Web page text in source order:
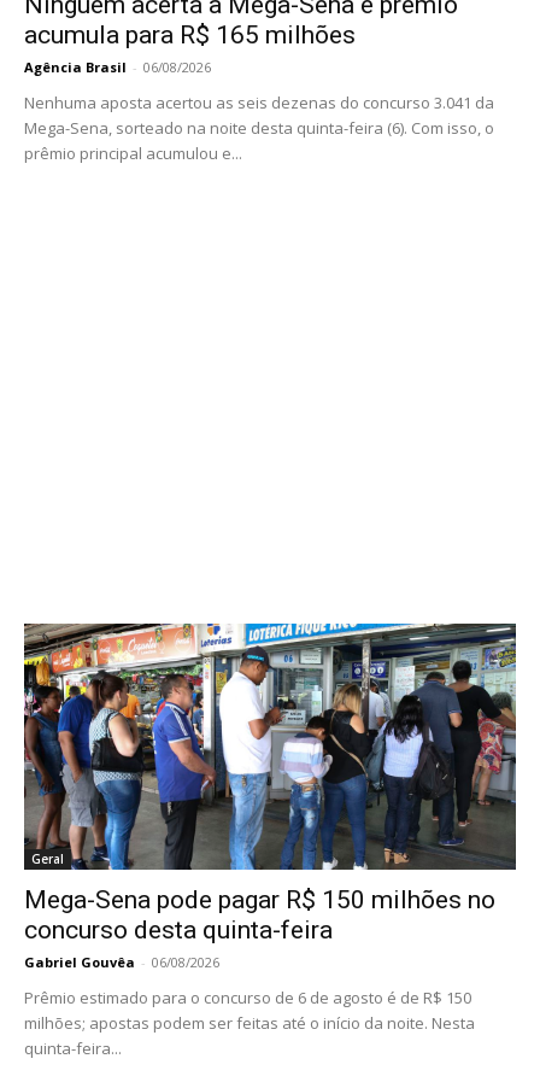
acumula para R$ 165 milhões
Agência Brasil - 06/08/2026
Nenhuma aposta acertou as seis dezenas do concurso 3.041 da
Mega-Sena, sorteado na noite desta quinta-feira (6). Com isso, o
prêmio principal acumulou e...
Geral
Mega-Sena pode pagar R$ 150 milhões no
concurso desta quinta-feira
Gabriel Gouvêa - 06/08/2026
Prêmio estimado para o concurso de 6 de agosto é de R$ 150
milhões; apostas podem ser feitas até o início da noite. Nesta
quinta-feira...